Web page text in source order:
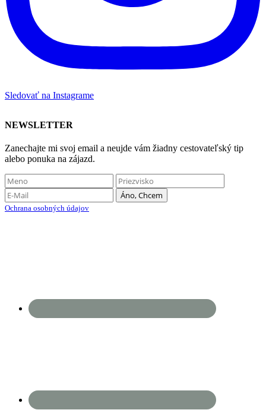
Sledovať na Instagrame
NEWSLETTER
Zanechajte mi svoj email a neujde vám žiadny cestovateľský tip
alebo ponuka na zájazd.
Ochrana osobných údajov